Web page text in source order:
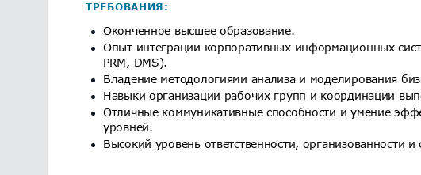
ТРЕБОВАНИЯ:
Оконченное высшее образование.
Опыт интеграции корпоративных информационных
PRM, DMS).
Владение методологиями анализа и моделирования
Навыки организации рабочих групп и координации
Отличные коммуникативные способности и умение
уровней.
Высокий уровень ответственности, организованности